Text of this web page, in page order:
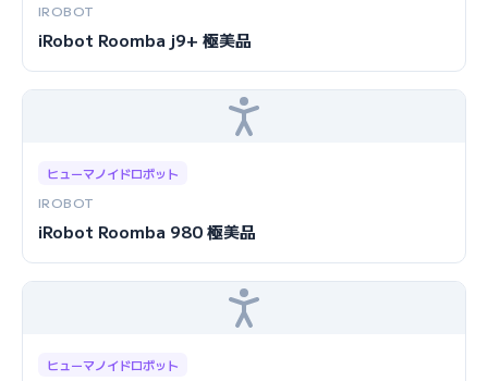
IROBOT
iRobot Roomba j9+ 極美品
ヒューマノイドロボット
IROBOT
iRobot Roomba 980 極美品
ヒューマノイドロボット